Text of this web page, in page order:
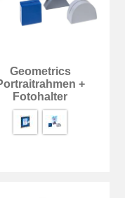
Geometrics
+
Fotohalter